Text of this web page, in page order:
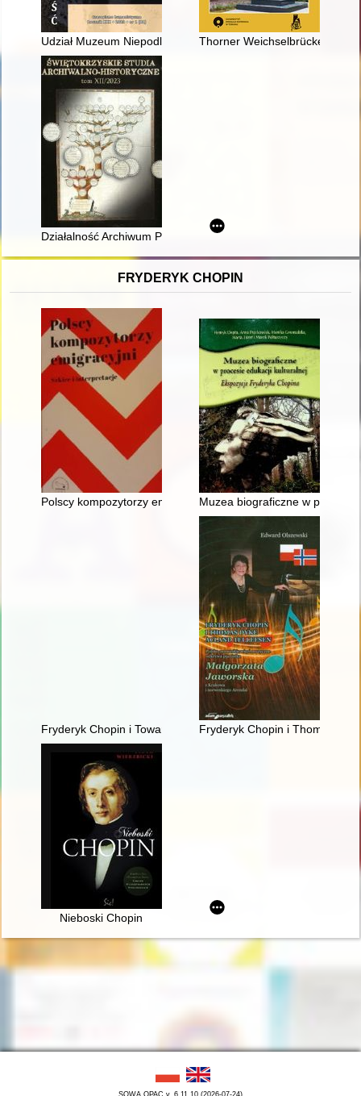
Udział Muzeum Niepodległości w Warszawie w obchodach
Thorner Weichselbrücke in der
Działalność Archiwum Państwowego w Kielcach w 2022 roku
FRYDERYK CHOPIN
Polscy kompozytorzy emigracyjni. Szkice i interpretacje
Muzea biograficzne w
Fryderyk Chopin i Towarzystwo Politechniczne Polskie w
Fryderyk Chopin i Thomas
Nieboski Chopin
SOWA OPAC v. 6.11.10 (2026-07-24)